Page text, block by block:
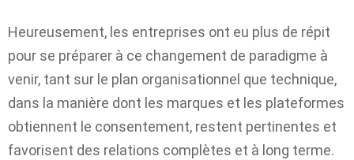
Heureusement, les entreprises ont eu plus de répit
pour se préparer à ce changement de paradigme à
venir, tant sur le plan organisationnel que technique,
dans la manière dont les marques et les plateformes
obtiennent le consentement, restent pertinentes et
favorisent des relations complètes et à long terme.